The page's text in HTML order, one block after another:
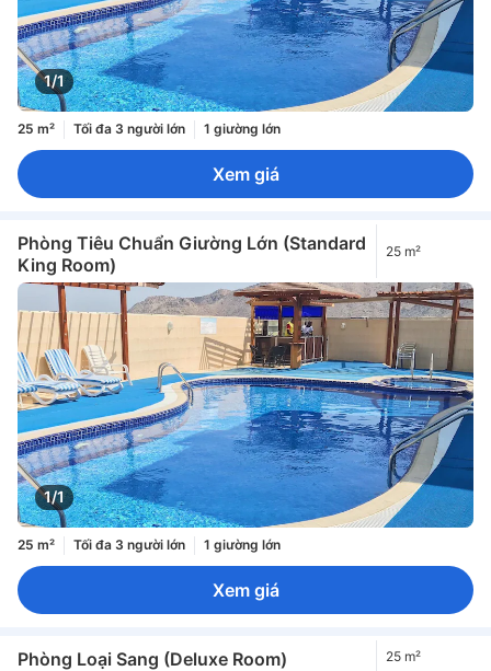
1/1
25 m² Tối đa 3 người lớn 1 giường lớn
Xem giá
Phòng Tiêu Chuẩn Giường Lớn (Standard
King Room)
25 m²
1/1
25 m² Tối đa 3 người lớn 1 giường lớn
Xem giá
Phòng Loại Sang (Deluxe Room) 25 m²